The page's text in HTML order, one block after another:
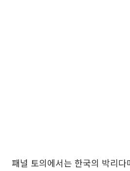
패널 토의에서는 한국의 박리